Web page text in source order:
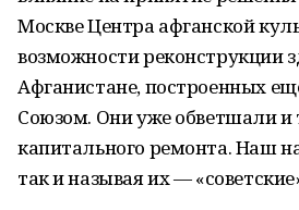
Москве Центра афганской
возможности реконструкции
Афганистане, построенных
Союзом. Они уже обветшали и
капитального ремонта. Наш
так и называя их —